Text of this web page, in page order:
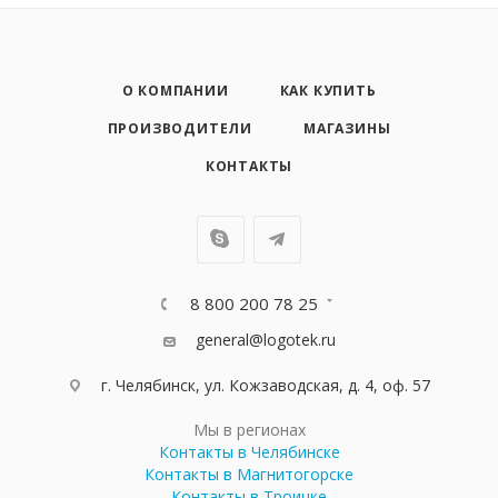
О КОМПАНИИ
КАК КУПИТЬ
ПРОИЗВОДИТЕЛИ
МАГАЗИНЫ
КОНТАКТЫ
8 800 200 78 25
general@logotek.ru
г. Челябинск, ул. Кожзаводская, д. 4, оф. 57
Мы в регионах
Контакты в Челябинске
Контакты в Магнитогорске